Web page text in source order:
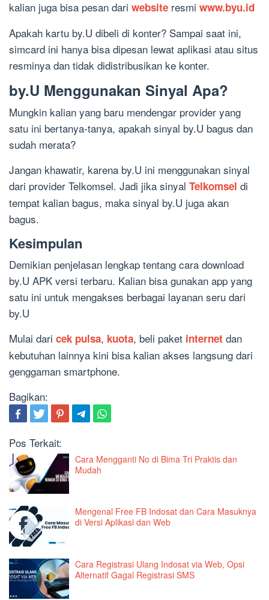
kalian juga bisa pesan dari website resmi www.byu.id
Apakah kartu by.U dibeli di konter? Sampai saat ini,
simcard ini hanya bisa dipesan lewat aplikasi atau situs
resminya dan tidak didistribusikan ke konter.
by.U Menggunakan Sinyal Apa?
Mungkin kalian yang baru mendengar provider yang
satu ini bertanya-tanya, apakah sinyal by.U bagus dan
sudah merata?
Jangan khawatir, karena by.U ini menggunakan sinyal
dari provider Telkomsel. Jadi jika sinyal Telkomsel di
tempat kalian bagus, maka sinyal by.U juga akan
bagus.
Kesimpulan
Demikian penjelasan lengkap tentang cara download
by.U APK versi terbaru. Kalian bisa gunakan app yang
satu ini untuk mengakses berbagai layanan seru dari
by.U
Mulai dari cek pulsa, kuota, beli paket internet dan
kebutuhan lainnya kini bisa kalian akses langsung dari
genggaman smartphone.
Bagikan:
Pos Terkait:
Cara Mengganti No di Bima Tri Praktis dan
Mudah
Mengenal Free FB Indosat dan Cara Masuknya
di Versi Aplikasi dan Web
Cara Registrasi Ulang Indosat via Web, Opsi
Alternatif Gagal Registrasi SMS